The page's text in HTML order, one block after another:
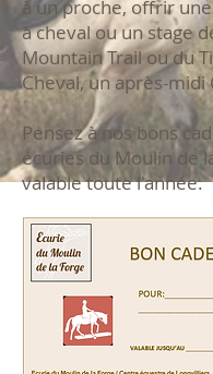
à un proche, offrir
à cheval ou un stage
Mountain Trail ou du
Cheval, un après-midi
Pensez à nos bons
écuries du Moulin de
valable toute l'année.